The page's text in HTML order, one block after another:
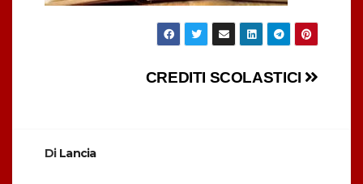
NavigazioneCREDITI SCOLASTICI
Di Lancia